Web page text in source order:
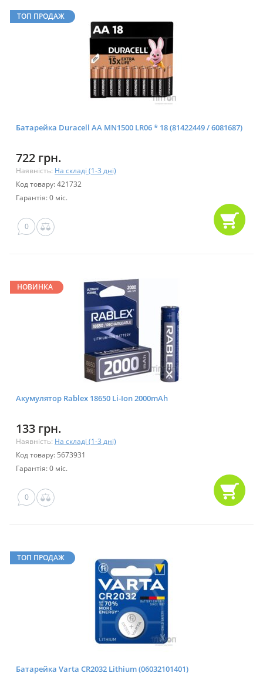
ТОП ПРОДАЖ
Батарейка Duracell AA MN1500 LR06 * 18 (81422449 / 6081687)
722 грн.
Наявність: На складі (1-3 дні)
Код товару: 421732
Гарантія: 0 міс.
0
НОВИНКА
Акумулятор Rablex 18650 Li-Ion 2000mAh
133 грн.
Наявність: На складі (1-3 дні)
Код товару: 5673931
Гарантія: 0 міс.
0
ТОП ПРОДАЖ
Батарейка Varta CR2032 Lithium (06032101401)